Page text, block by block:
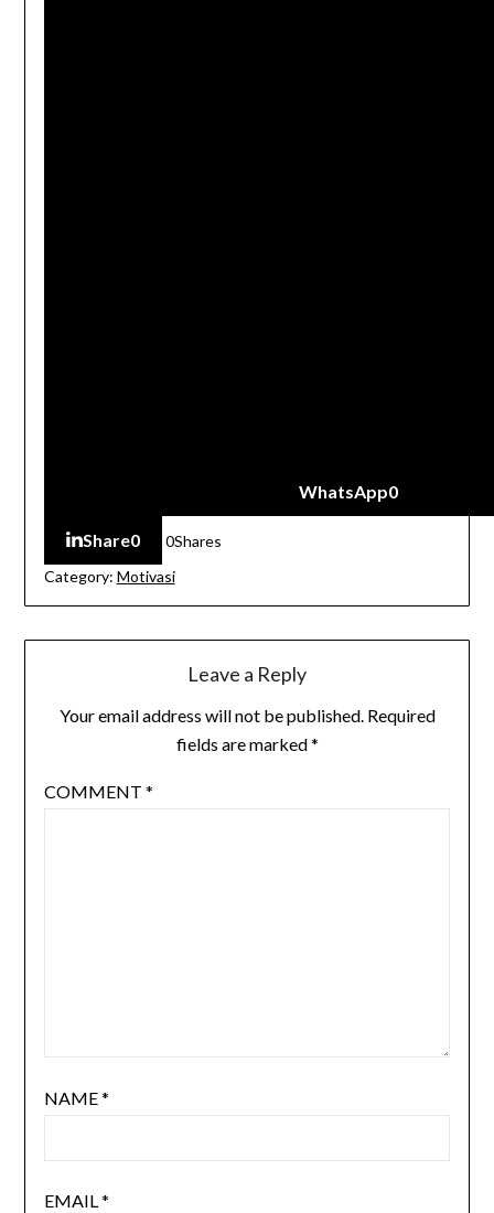
WhatsApp0
Share0 0Shares
Category: Motivasi
Leave a Reply
Your email address will not be published. Required
fields are marked*
COMMENT *
NAME*
EMAIL*